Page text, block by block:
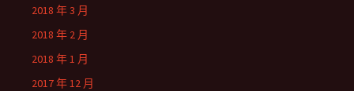
2018 年 3 月
2018 年 2 月
2018 年 1 月
2017 年 12 月